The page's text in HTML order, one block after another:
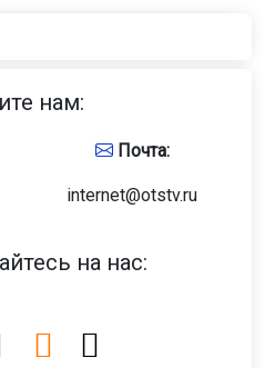
нам:
Почта:
internet@otstv.ru
на нас: